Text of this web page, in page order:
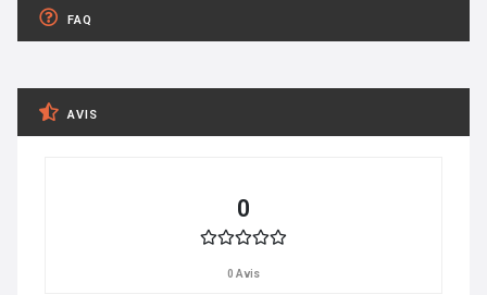
FAQ
AVIS
0
0 Avis